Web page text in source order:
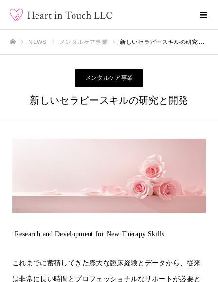
NEWS メンタルケア事業 新しいセラピースキルの研究と開発
メンタルケア事業
新しいセラピースキルの研究と開発
·Research and Development for New Therapy Skills
これまでに蓄積してきた膨大な臨床経験とデータから、従来
は非常に長い時間とプロフェッショナルなサポートが必要と